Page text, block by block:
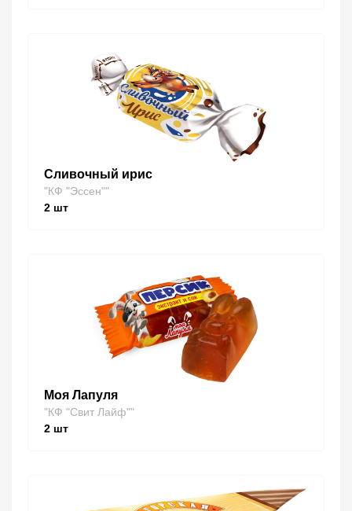
Сливочный ирис
"КФ "Эссен""
2 шт
Моя Лапуля
"КФ "Свит Лайф""
2 шт